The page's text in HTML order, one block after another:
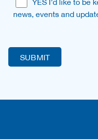
news, events and